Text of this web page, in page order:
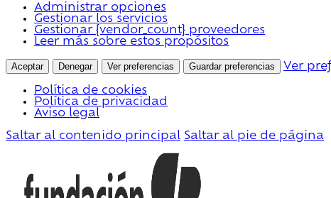
Administrar opciones
Gestionar los servicios
Gestionar {vendor_count} proveedores
Leer más sobre estos propósitos
Aceptar Denegar Ver preferencias Guardar preferencias Ver
Política de cookies
Política de privacidad
Aviso legal
Saltar al contenido principal Saltar al pie de página